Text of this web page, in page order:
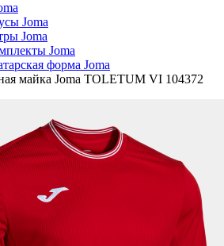
Joma
Joma
Joma
форма Joma
майка Joma TOLETUM VI 104372